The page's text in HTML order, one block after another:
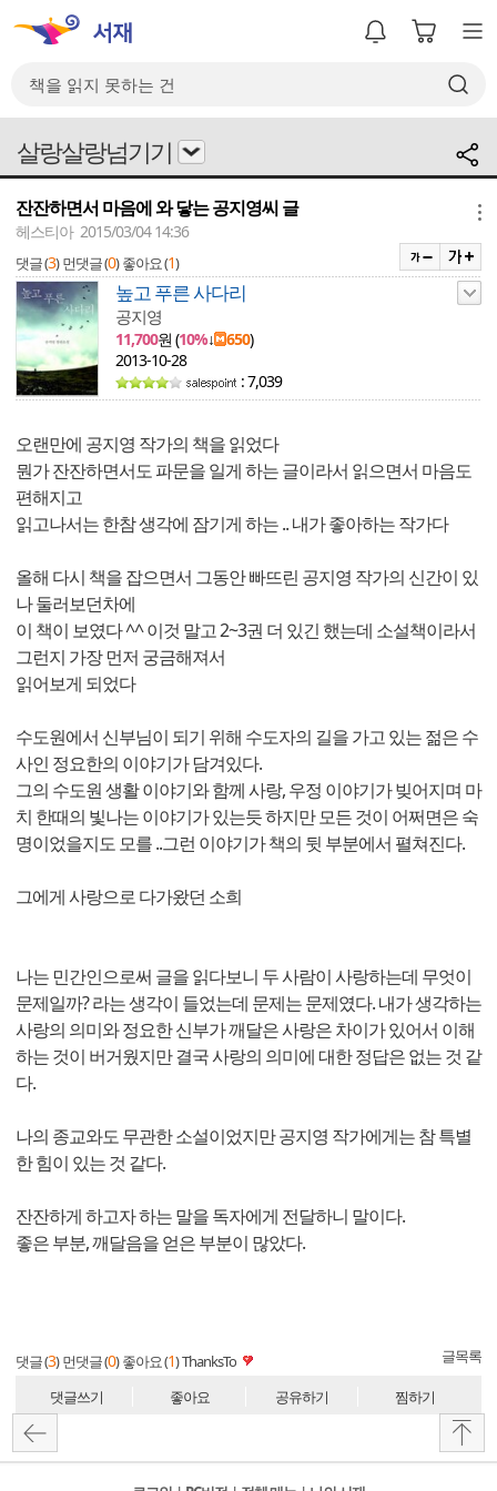
살랑살랑넘기기
잔잔하면서 마음에 와 닿는 공지영씨 글
헤스티아 2015/03/04 14:36
댓글 (3) 먼댓글 (0) 좋아요 (1)
높고 푸른 사다리
공지영
11,700원 (10%↓ 650)
2013-10-28
: 7,039
오랜만에 공지영 작가의 책을 읽었다
뭔가 잔잔하면서도 파문을 일게 하는 글이라서 읽으면서 마음도
편해지고
읽고나서는 한참 생각에 잠기게 하는 .. 내가 좋아하는 작가다
올해 다시 책을 잡으면서 그동안 빠뜨린 공지영 작가의 신간이 있
나 둘러보던차에
이 책이 보였다 ^^ 이것 말고 2~3권 더 있긴 했는데 소설책이라서
그런지 가장 먼저 궁금해져서
읽어보게 되었다
수도원에서 신부님이 되기 위해 수도자의 길을 가고 있는 젊은 수
사인 정요한의 이야기가 담겨있다.
그의 수도원 생활 이야기와 함께 사랑, 우정 이야기가 빚어지며 마
치 한때의 빛나는 이야기가 있는듯 하지만 모든 것이 어쩌면은 숙
명이었을지도 모를 ..그런 이야기가 책의 뒷 부분에서 펼쳐진다.
그에게 사랑으로 다가왔던 소희
나는 민간인으로써 글을 읽다보니 두 사람이 사랑하는데 무엇이
문제일까? 라는 생각이 들었는데 문제는 문제였다. 내가 생각하는
사랑의 의미와 정요한 신부가 깨달은 사랑은 차이가 있어서 이해
하는 것이 버거웠지만 결국 사랑의 의미에 대한 정답은 없는 것 같
다.
나의 종교와도 무관한 소설이었지만 공지영 작가에게는 참 특별
한 힘이 있는 것 같다.
잔잔하게 하고자 하는 말을 독자에게 전달하니 말이다.
좋은 부분, 깨달음을 얻은 부분이 많았다.
댓글 (3) 먼댓글 (0) 좋아요 (1)ThanksTo 글목록
댓글쓰기 좋아요 공유하기 찜하기